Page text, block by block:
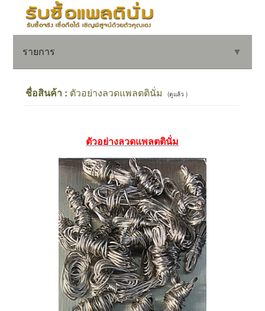
รายการ ▼
ชื่อสินค้า : ตัวอย่างลวดแพลตตินั่ม (ดูแล้ว )
ตัวอย่างลวดแพลตตินั่ม